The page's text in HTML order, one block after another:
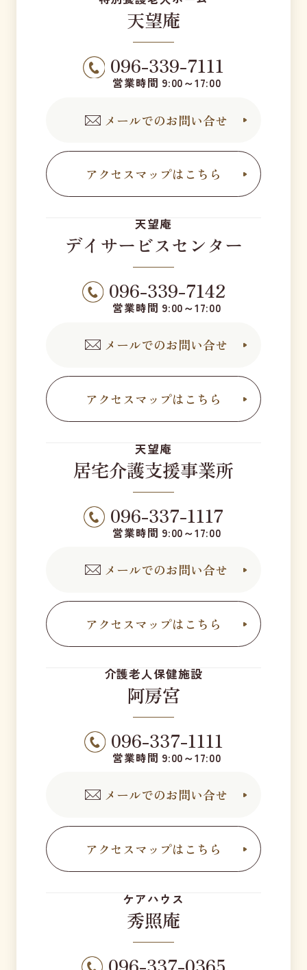
天望庵
096-339-7111
営業時間 9:00～17:00
メールでのお問い合せ
アクセスマップはこちら
天望庵
デイサービスセンター
096-339-7142
営業時間 9:00～17:00
メールでのお問い合せ
アクセスマップはこちら
天望庵
居宅介護支援事業所
096-337-1117
営業時間 9:00～17:00
メールでのお問い合せ
アクセスマップはこちら
介護老人保健施設
阿房宮
096-337-1111
営業時間 9:00～17:00
メールでのお問い合せ
アクセスマップはこちら
ケアハウス
秀照庵